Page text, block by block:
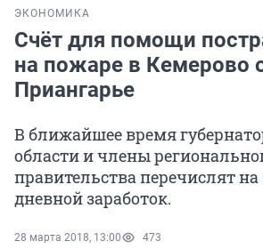
ЭКОНОМИКА
Счёт для помощи
на пожаре в Кемерово
Приангарье
В ближайшее время
области и члены
правительства перечислят на
дневной заработок.
28 марта 2018, 13:00 473